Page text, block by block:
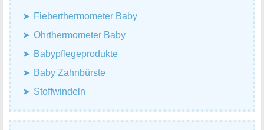
Fieberthermometer Baby
Ohrthermometer Baby
Babypflegeprodukte
Baby Zahnbürste
Stoffwindeln